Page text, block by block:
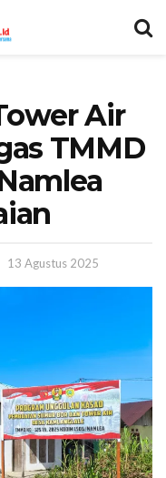
Air
TMMD
13 Agustus 2025